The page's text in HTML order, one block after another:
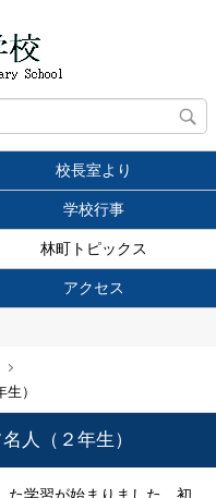
校長室より
学校行事
林町トピックス
アクセス
）
人（２年生）